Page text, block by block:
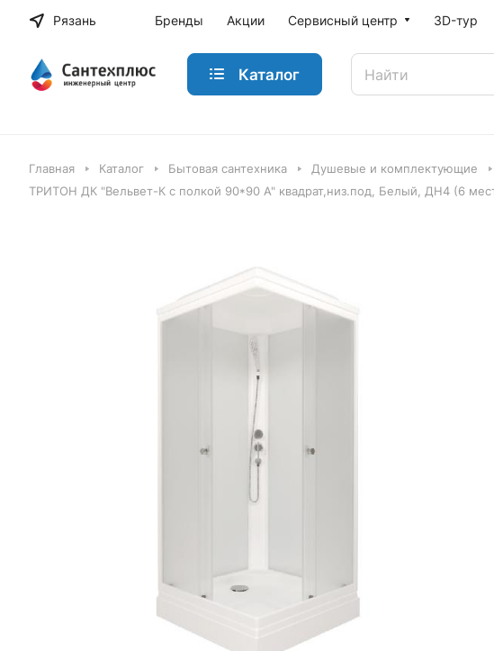
Рязань Бренды Акции Сервисный центр 3D-тур
Каталог
Главная Каталог Бытовая сантехника Душевые и комплектующие
ТРИТОН ДК "Вельвет-К с полкой 90*90 А" квадрат,низ.под, Белый, ДН4 (6